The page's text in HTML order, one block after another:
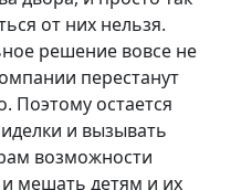
от них нельзя.
решение вовсе не
перестанут
Поэтому остается
и вызывать
возможности
мешать детям и их